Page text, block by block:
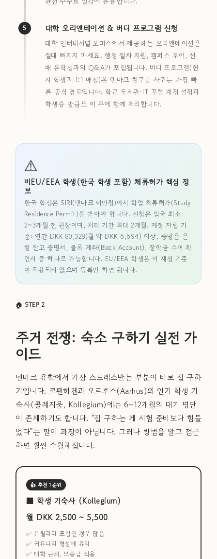
5 대학 오리엔테이션 & 버디 프로그램 신청
대학 인터내셔널 오피스에서 제공하는 오리엔테이션은
절대 빠지지 마세요. 행정 절차 지원, 캠퍼스 투어, 선
배 유학생과의 Q&A가 포함됩니다. 버디 프로그램(현
지 학생과 1:1 매칭)은 덴마크 친구를 사귀는 가장 빠
른 공식 경로입니다. 학교 도서관·IT 포털 계정 설정과
학생증 발급도 이 주에 함께 처리합니다.
⚠️
비EU/EEA 학생(한국 학생 포함) 체류허가 핵심 정
보
한국 학생은 SIRI(덴마크 이민청)에서 학업 체류허가(Study
Residence Permit)를 받아야 합니다. 신청은 입국 최소
2~3개월 전 권장이며, 처리 기간 최대 2개월. 재정 자립 기
준: 연간 DKK 80,328(월 약 DKK 6,694) 이상. 증빙은 은
행 잔고 증명서, 블록 계좌(Block Account), 장학금 수여 확
인서 중 하나로 가능합니다. EU/EEA 학생은 이 재정 기준
이 적용되지 않으며 등록만 하면 됩니다.
🏠 STEP 2
주거 전쟁: 숙소 구하기 실전 가
이드
덴마크 유학에서 가장 스트레스받는 부분이 바로 집 구하
기입니다. 코펜하겐과 오르후스(Aarhus)의 인기 학생 기
숙사(콜레지움, Kollegium)에는 6~12개월의 대기 명단
이 존재하기도 합니다. "집 구하는 게 시험 준비보다 힘들
었다"는 말이 과장이 아닙니다. 그러나 방법을 알고 접근
하면 훨씬 수월해집니다.
👍 추천 1순위
🏢 학생 기숙사 (Kollegium)
월 DKK 2,500 ~ 5,500
✅ 유틸리티 포함인 경우 많음
✅ 커뮤니티 형성에 유리
✅ 대학 근처, 보증금 적음